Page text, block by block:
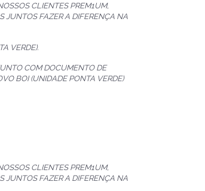
CLIENTES PREM1UM,
JUNTOS FAZER A DIFERENÇA NA
VERDE).
COM DOCUMENTO DE
BOI (UNIDADE PONTA VERDE)
CLIENTES PREM1UM,
JUNTOS FAZER A DIFERENÇA NA